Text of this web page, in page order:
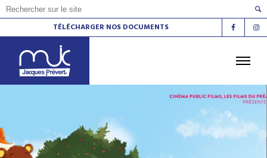
TÉLÉCHARGER NOS DOCUMENTS
L'AGENDA LES ATELIERS
LES ESPACES DE VIE SOCIALE